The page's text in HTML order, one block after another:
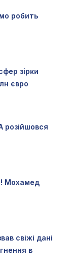
робить
зірки
євро
розійшовся
Мохамед
свіжі дані
в